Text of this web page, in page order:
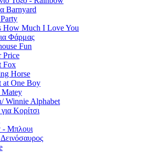
Barnyard
How Much I Love You
Φάρμας
Fun
Price
Fox
Horse
at One Boy
Winnie Alphabet
Κορίτσι
- Μπλουι